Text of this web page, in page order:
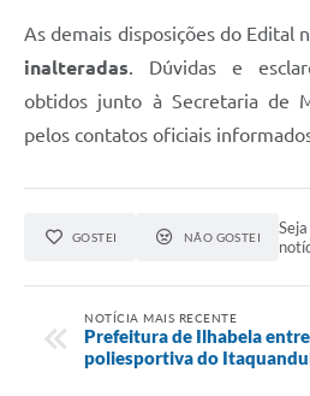
As demais disposições do Edital
inalteradas . Dúvidas e
obtidos junto à Secretaria de
pelos contatos oficiais
GOSTEI NÃO GOSTEI
NOTÍCIA MAIS RECENTE
Prefeitura de Ilhabela
poliesportiva do